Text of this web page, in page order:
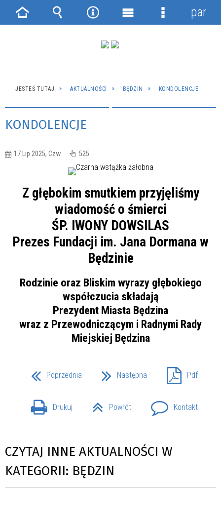
JESTEŚ TUTAJ AKTUALNOŚCI BĘDZIN KONDOLENCJE
KONDOLENCJE
17 Lip 2025, Czw 525
Z głębokim smutkiem przyjęliśmy
wiadomość o śmierci
ŚP. IWONY DOWSILAS
Prezes Fundacji im. Jana Dormana w
Będzinie
Rodzinie oraz Bliskim wyrazy głębokiego
współczucia składają
Prezydent Miasta Będzina
wraz z Przewodniczącym i Radnymi Rady
Miejskiej Będzina
Poprzednia Następna Pdf
Drukuj Powrót Kontakt
CZYTAJ INNE AKTUALNOŚCI W
KATEGORII: BĘDZIN
Strona Wyszukiwarka
NarzędziaMenu
Menu
panel